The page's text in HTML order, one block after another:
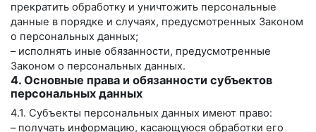
прекратить обработку и уничтожить персональные
данные в порядке и случаях, предусмотренных Законом
о персональных данных;
– исполнять иные обязанности, предусмотренные
Законом о персональных данных.
4. Основные права и обязанности субъектов
персональных данных
4.1. Субъекты персональных данных имеют право:
– получать информацию, касающуюся обработки его